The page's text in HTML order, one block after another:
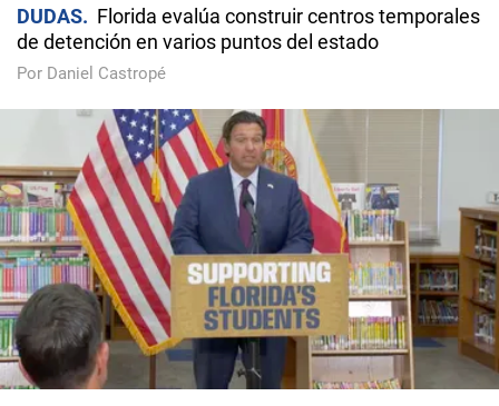
DUDAS
Florida evalúa construir centros temporales
de detención en varios puntos del estado
Por Daniel Castropé